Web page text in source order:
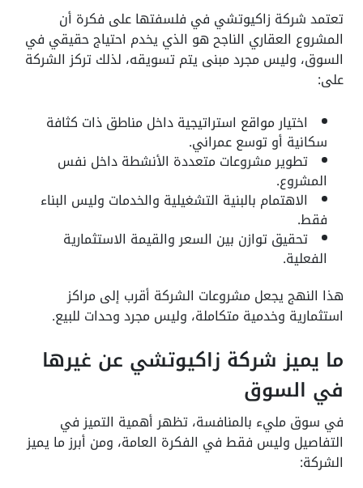
تعتمد شركة زاكيوتشي في فلسفتها على فكرة أن
المشروع العقاري الناجح هو الذي يخدم احتياج حقيقي في
السوق، وليس مجرد مبنى يتم تسويقه، لذلك تركز الشركة
على:
اختيار مواقع استراتيجية داخل مناطق ذات كثافة
سكانية أو توسع عمراني.
تطوير مشروعات متعددة الأنشطة داخل نفس
المشروع.
الاهتمام بالبنية التشغيلية والخدمات وليس البناء
فقط.
تحقيق توازن بين السعر والقيمة الاستثمارية
الفعلية.
هذا النهج يجعل مشروعات الشركة أقرب إلى مراكز
استثمارية وخدمية متكاملة، وليس مجرد وحدات للبيع.
ما يميز شركة زاكيوتشي عن غيرها
في السوق
في سوق مليء بالمنافسة، تظهر أهمية التميز في
التفاصيل وليس فقط في الفكرة العامة، ومن أبرز ما يميز
الشركة: